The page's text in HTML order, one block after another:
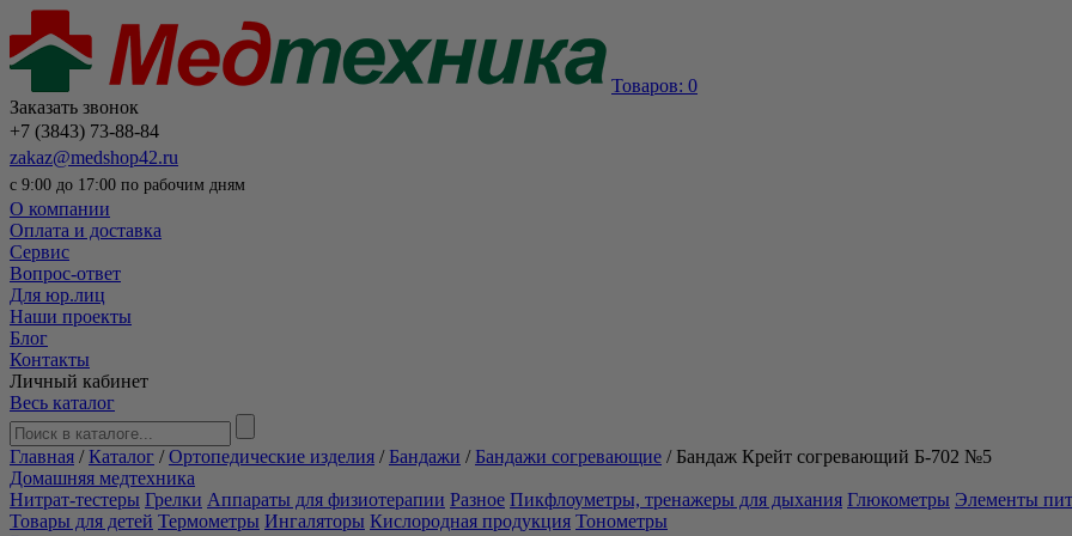
Товаров: 0
Заказать звонок
+7 (3843) 73-88-84
zakaz@medshop42.ru
с 9:00 до 17:00 по рабочим дням
О компании
Оплата и доставка
Сервис
Вопрос-ответ
Для юр.лиц
Наши проекты
Блог
Контакты
Личный кабинет
Весь каталог
Главная /Каталог /Ортопедические изделия / Бандажи / Бандажи согревающие / Бандаж Крейт согревающий Б-702 №5
Домашняя медтехника
Нитрат-тестеры Грелки Аппараты для физиотерапии Разное Пикфлоуметры, тренажеры для дыхания Глюкометры Элементы
Товары для детей Термометры Ингаляторы Кислородная продукция Тонометры